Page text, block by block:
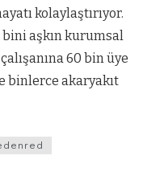
kolaylaştırıyor.
bini aşkın kurumsal
60 bin üye
binlerce akaryakıt